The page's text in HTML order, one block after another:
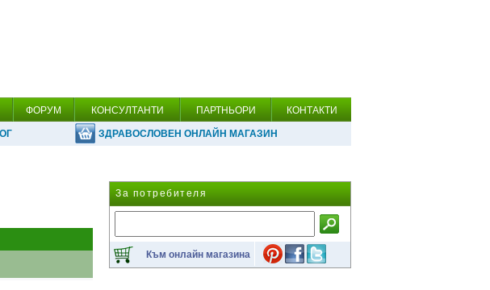
ФОРУМ КОНСУЛТАНТИ ПАРТНЬОРИ КОНТАКТИ
ЗДРАВОСЛОВЕН ОНЛАЙН МАГАЗИН
За потребителя
Към онлайн магазина